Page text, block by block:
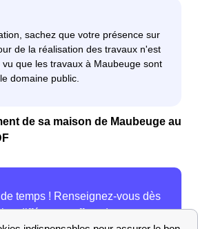
de sa maison de Maubeuge au